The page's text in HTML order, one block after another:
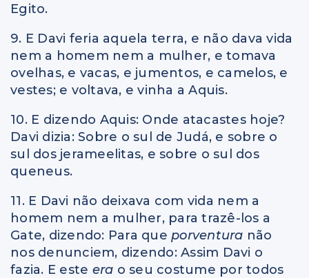
Egito.
9. E Davi feria aquela terra, e não dava vida
nem a homem nem a mulher, e tomava
ovelhas, e vacas, e jumentos, e camelos, e
vestes; e voltava, e vinha a Aquis.
10. E dizendo Aquis: Onde atacastes hoje?
Davi dizia: Sobre o sul de Judá, e sobre o
sul dos jerameelitas, e sobre o sul dos
queneus.
11. E Davi não deixava com vida nem a
homem nem a mulher, para trazê-los a
Gate, dizendo: Para que porventura não
nos denunciem, dizendo: Assim Davi o
fazia. E este era o seu costume por todos